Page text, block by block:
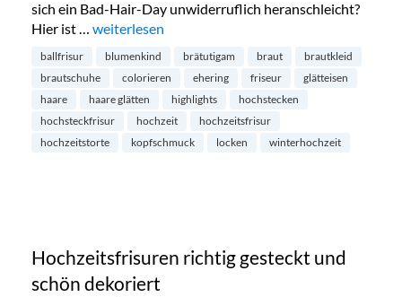
sich ein Bad-Hair-Day unwiderruflich heranschleicht?
Hier ist … „Hochzeitsfrisuren richtig gesteckt und
weiterlesen
ballfrisur blumenkind brätutigam braut
brautkleid
brautschuhe
colorieren ehering friseur
glätteisen
haare
haare glätten highlights
hochstecken
hochsteckfrisur
hochzeit
hochzeitsfrisur
hochzeitstorte
kopfschmuck locken winterhochzeit
Hochzeitsfrisuren richtig gesteckt und
schön dekoriert